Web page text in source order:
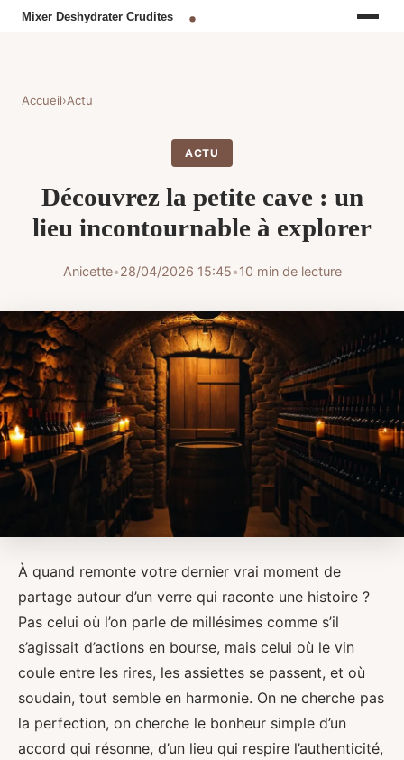
Accueil›Actu
ACTU
Découvrez la petite cave : un
lieu incontournable à explorer
Anicette•28/04/2026 15:45•10 min de lecture
À quand remonte votre dernier vrai moment de
partage autour d’un verre qui raconte une histoire ?
Pas celui où l’on parle de millésimes comme s’il
s’agissait d’actions en bourse, mais celui où le vin
coule entre les rires, les assiettes se passent, et où
soudain, tout semble en harmonie. On ne cherche pas
la perfection, on cherche le bonheur simple d’un
accord qui résonne, d’un lieu qui respire l’authenticité,